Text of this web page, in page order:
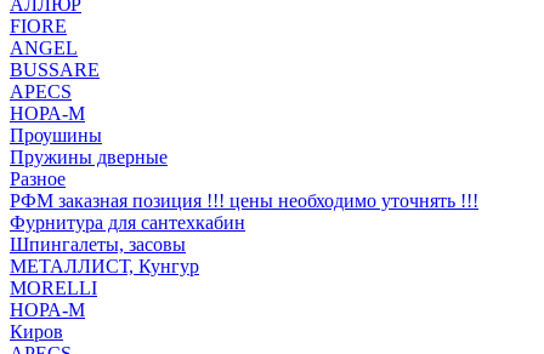
FIORE
ANGEL
BUSSARE
APECS
НОРА-М
Проушины
Пружины дверные
Разное
РФМ заказная позиция !!! цены необходимо уточнять !!!
Фурнитура для сантехкабин
Шпингалеты, засовы
МЕТАЛЛИСТ, Кунгур
MORELLI
НОРА-М
Киров